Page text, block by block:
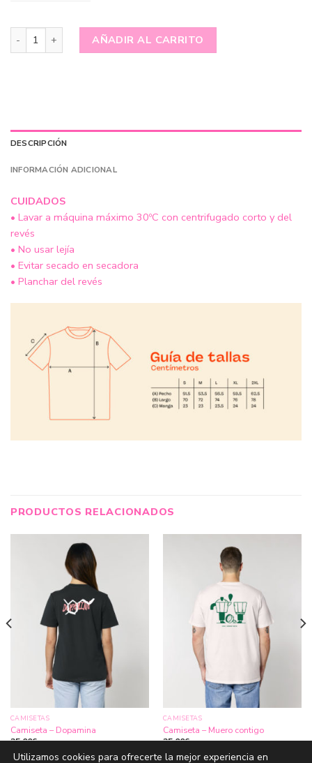
Camiseta - Colega Antibalas cantidad
AÑADIR AL CARRITO
DESCRIPCIÓN
INFORMACIÓN ADICIONAL
CUIDADOS
• Lavar a máquina máximo 30ºC con centrifugado corto y del
revés
• No usar lejía
• Evitar secado en secadora
• Planchar del revés
PRODUCTOS RELACIONADOS
CAMISETAS
Camiseta – Dopamina
25,00€
CAMISETAS
Camiseta – Muero contigo
25,00€
Utilizamos cookies para ofrecerte la mejor experiencia en